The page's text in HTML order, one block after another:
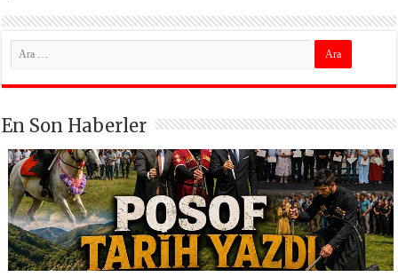
En Son Haberler